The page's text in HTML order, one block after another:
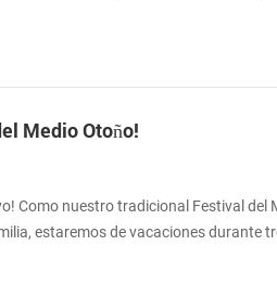
a tiempo, te responderé tan
desea obtener información sobre
lo antes ...
Medio Otoño!
Como nuestro tradicional Festival del
estaremos de vacaciones durante
el trabajo el 18 de
déjenos un mensaje y nos